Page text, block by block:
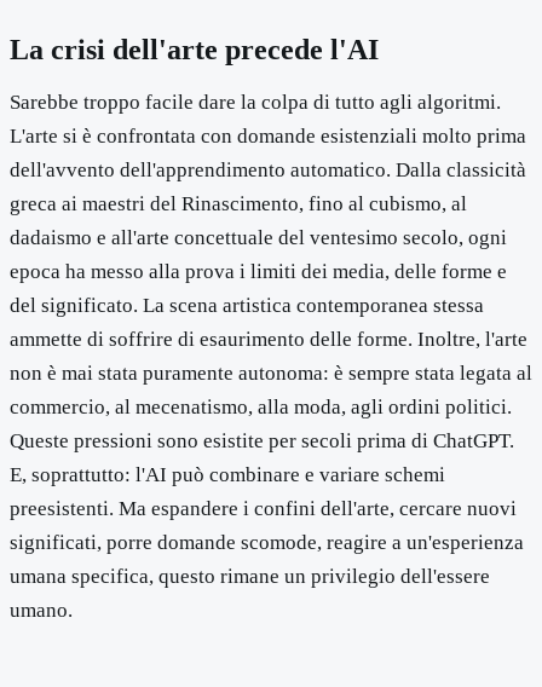
La crisi dell'arte precede l'AI
Sarebbe troppo facile dare la colpa di tutto agli algoritmi.
L'arte si è confrontata con domande esistenziali molto prima
dell'avvento dell'apprendimento automatico. Dalla classicità
greca ai maestri del Rinascimento, fino al cubismo, al
dadaismo e all'arte concettuale del ventesimo secolo, ogni
epoca ha messo alla prova i limiti dei media, delle forme e
del significato. La scena artistica contemporanea stessa
ammette di soffrire di esaurimento delle forme. Inoltre, l'arte
non è mai stata puramente autonoma: è sempre stata legata al
commercio, al mecenatismo, alla moda, agli ordini politici.
Queste pressioni sono esistite per secoli prima di ChatGPT.
E, soprattutto: l'AI può combinare e variare schemi
preesistenti. Ma espandere i confini dell'arte, cercare nuovi
significati, porre domande scomode, reagire a un'esperienza
umana specifica, questo rimane un privilegio dell'essere
umano.